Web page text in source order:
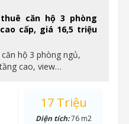
căn hộ 3 phòng
cấp, giá 16,5 triệu
hộ 3 phòng ngủ,
cao, view…
17 Triệu
Diện tích:76 m2